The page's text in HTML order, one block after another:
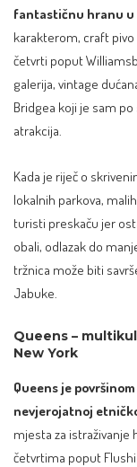
fantastičnu hranu u
karakterom, craft
četvrti poput
galerija, vintage
Bridgea koji je sam
atrakcija.​
Kada je riječ o
lokalnih parkova,
turisti preskaču jer
obali, odlazak do
tržnica može biti
Jabuke.​
Queens –
New York
Queens je
nevjerojatnoj
mjesta za istraživanje
četvrtima poput